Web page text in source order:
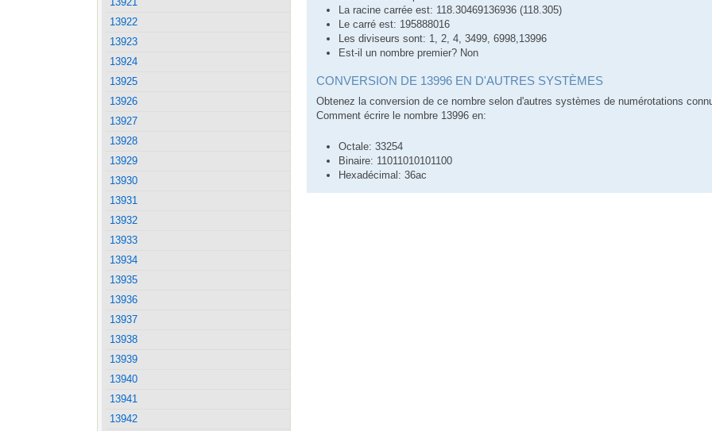
La racine carrée est: 118.30469136936 (118.305)
Le carré est: 195888016
Les diviseurs sont: 1, 2, 4, 3499, 6998,13996
Est-il un nombre premier? Non
CONVERSION DE 13996 EN D'AUTRES SYSTÈMES
Obtenez la conversion de ce nombre selon d'autres systèmes de numérotations
Comment écrire le nombre 13996 en:
Octale: 33254
Binaire: 11011010101100
Hexadécimal: 36ac
13922
13923
13924
13925
13926
13927
13928
13929
13930
13931
13932
13933
13934
13935
13936
13937
13938
13939
13940
13941
13942